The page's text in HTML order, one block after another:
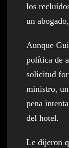
los
un
Aunque
política de
solicitud
ministro,
pena
del hotel.
Le dijeron